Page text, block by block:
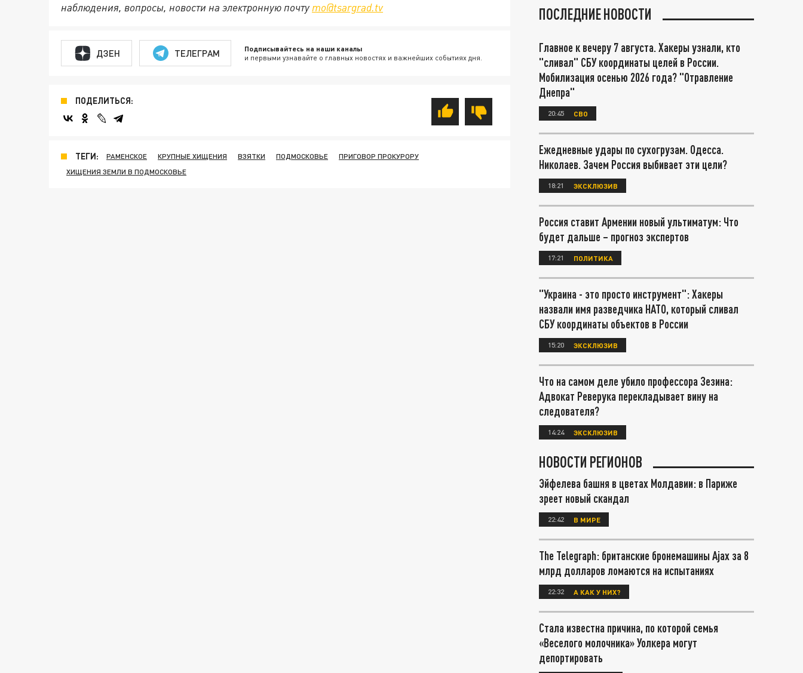
наблюдения, вопросы, новости на электронную почту mo@tsargrad.tv
ДЗЕН ТЕЛЕГРАМ Подписывайтесь на наши каналы
и первыми узнавайте о главных новостях и важнейших событиях дня.
ПОДЕЛИТЬСЯ:
ТЕГИ: РАМЕНСКОЕ КРУПНЫЕ ХИЩЕНИЯ ВЗЯТКИ ПОДМОСКОВЬЕ
ПРИГОВОР ПРОКУРОРУ
ХИЩЕНИЯ ЗЕМЛИ В ПОДМОСКОВЬЕ
ПОСЛЕДНИЕ НОВОСТИ
Главное к вечеру 7 августа. Хакеры узнали, кто
"сливал" СБУ координаты целей в России.
Мобилизация осенью 2026 года? "Отравление
Днепра"
20:45 СВО
Ежедневные удары по сухогрузам. Одесса.
Николаев. Зачем Россия выбивает эти цели?
18:21 ЭКСКЛЮЗИВ
Россия ставит Армении новый ультиматум: Что
будет дальше – прогноз экспертов
17:21 ПОЛИТИКА
"Украина - это просто инструмент": Хакеры
назвали имя разведчика НАТО, который сливал
СБУ координаты объектов в России
15:20 ЭКСКЛЮЗИВ
Что на самом деле убило профессора Зезина:
Адвокат Реверука перекладывает вину на
следователя?
14:24 ЭКСКЛЮЗИВ
НОВОСТИ РЕГИОНОВ
Эйфелева башня в цветах Молдавии: в Париже
зреет новый скандал
22:42 В МИРЕ
The Telegraph: британские бронемашины Ajax за 8
млрд долларов ломаются на испытаниях
22:32 А КАК У НИХ?
Стала известна причина, по которой семья
«Веселого молочника» Уолкера могут
депортировать